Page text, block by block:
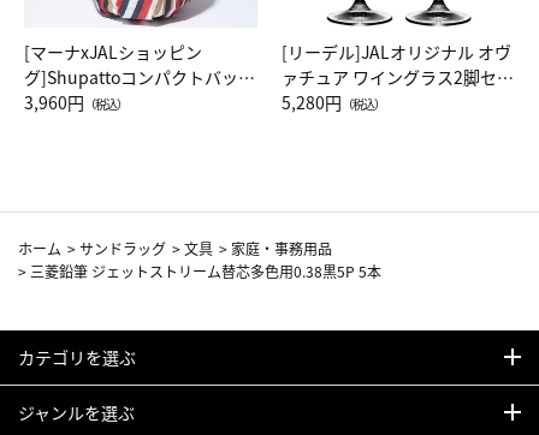
[マーナxJALショッピン
グ]Shupattoコンパクトバッグ
Drop JAL客室乗務員（LC）ス
3,960円 （税込）
[リーデル]JALオリジナル オヴ
ァチュア ワイングラス2脚セッ
ト（レッドワイン）
5,280円 （税込）
ホーム >サンドラッグ >文具 > 家庭・事務用品
> 三菱鉛筆 ジェットストリーム替芯多色用0.38黒5P 5本
カテゴリを選ぶ
ジャンルを選ぶ